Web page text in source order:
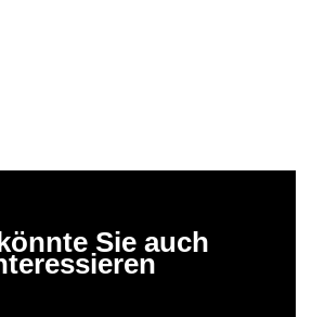
Sie auch